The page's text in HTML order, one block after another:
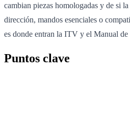
cambian piezas homologadas y de si
dirección, mandos esenciales o
es donde entran la ITV y el Manual de
Puntos clave